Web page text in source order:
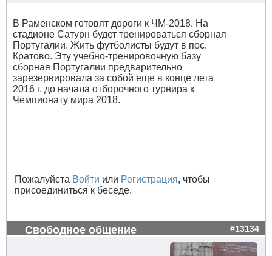
В Раменском готовят дороги к ЧМ-2018. На
стадионе Сатурн будет тренироваться сборная
Португалии. Жить футболисты будут в пос.
Кратово. Эту учебно-тренировочную базу
сборная Португалии предварительно
зарезервировала за собой еще в конце лета
2016 г, до начала отборочного турнира к
Чемпионату мира 2018.
Пожалуйста Войти или Регистрация, чтобы
присоединиться к беседе.
Свободное общение #13134